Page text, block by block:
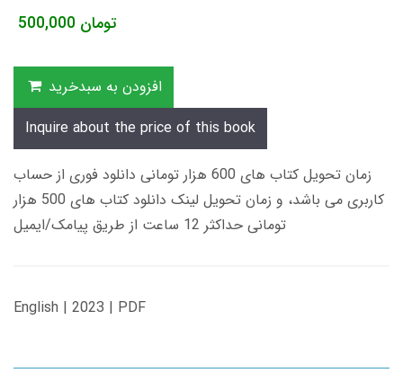
500,000 تومان
افزودن به سبدخرید
Inquire about the price of this book
زمان تحویل کتاب های 600 هزار تومانی دانلود فوری از حساب
کاربری می باشد، و زمان تحویل لینک دانلود کتاب های 500 هزار
تومانی حداکثر 12 ساعت از طریق پیامک/ایمیل
English | 2023 | PDF